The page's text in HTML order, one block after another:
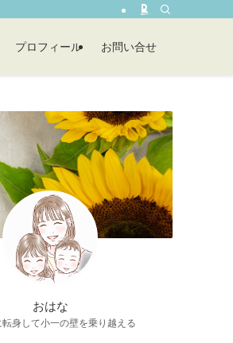
プロフィール お問い合せ
おはな
身して小一の壁を乗り越える